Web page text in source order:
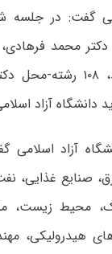
گفت: در
محمد
دانشگاه آزاد
آزاد اسلامی
صنایع غذایی،
محیط زیست،
هیدرولیکی،